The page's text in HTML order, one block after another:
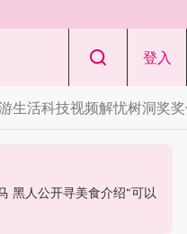
登入
生活科技视频解忧树洞奖
！亲自发文回应 “奶孙恋”
亚站 11月14日开